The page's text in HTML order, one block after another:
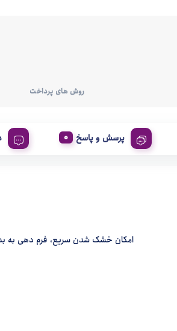
روش های پرداخت
پرسش و پاسخ
امکان خشک شدن سریع، فرم دهی به